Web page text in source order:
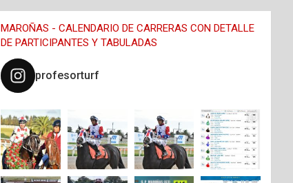
c
h
MAROÑAS - CALENDARIO DE CARRERAS CON DETALLE
DE PARTICIPANTES Y TABULADAS
profesorturf